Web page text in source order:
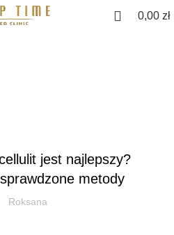
0,00 zł
jest najlepszy?
metody
Roksana